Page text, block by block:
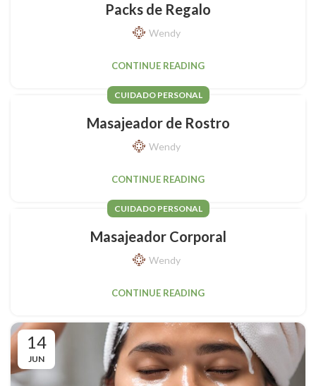
Packs de Regalo
Wendy
CONTINUE READING
CUIDADO PERSONAL
Masajeador de Rostro
Wendy
CONTINUE READING
CUIDADO PERSONAL
Masajeador Corporal
Wendy
CONTINUE READING
14
JUN